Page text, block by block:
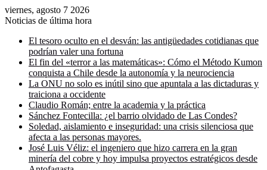
viernes, agosto 7 2026
Noticias de última hora
El tesoro oculto en el desván: las antigüedades cotidianas que
podrían valer una fortuna
El fin del «terror a las matemáticas»: Cómo el Método Kumon
conquista a Chile desde la autonomía y la neurociencia
La ONU no solo es inútil sino que apuntala a las dictaduras y
traiciona a occidente
Claudio Román; entre la academia y la práctica
Sánchez Fontecilla: ¿el barrio olvidado de Las Condes?
Soledad, aislamiento e inseguridad: una crisis silenciosa que
afecta a las personas mayores.
José Luis Véliz: el ingeniero que hizo carrera en la gran
minería del cobre y hoy impulsa proyectos estratégicos desde